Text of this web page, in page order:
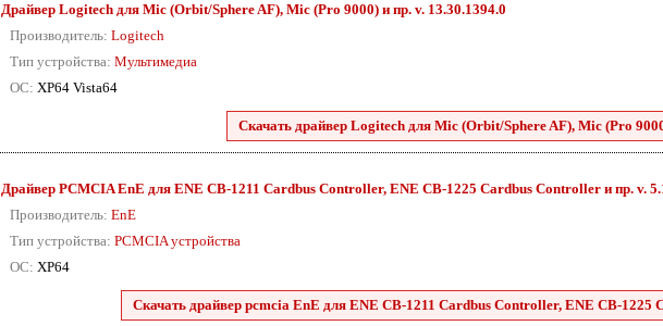
Драйвер Logitech для Mic (Orbit/Sphere AF), Mic (Pro 9000) и пр. v. 13.30.1394.0
Производитель: Logitech
Тип устройства: Мультимедиа
ОС: XP64 Vista64
Скачать драйвер Logitech для Mic (Orbit/Sphere AF), Mic (Pro
Драйвер PCMCIA EnE для ENE CB-1211 Cardbus Controller, ENE CB-1225 Cardbus Controller и пр. v.
Производитель: EnE
Тип устройства: PCMCIA устройства
ОС: XP64
Скачать драйвер pcmcia EnE для ENE CB-1211 Cardbus Controller, ENE CB-1225